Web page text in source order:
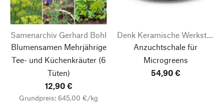
Samenarchiv Gerhard Bohl
Blumensamen Mehrjährige
Tee- und Küchenkräuter(6
Tüten)
12,90 €
Grundpreis: 645,00 €/kg
Denk Keramische Werkstätten
Anzuchtschale für
Microgreens
54,90 €